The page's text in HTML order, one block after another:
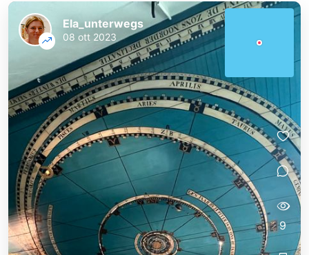
Ela_unterwegs
08 ott 2023
9